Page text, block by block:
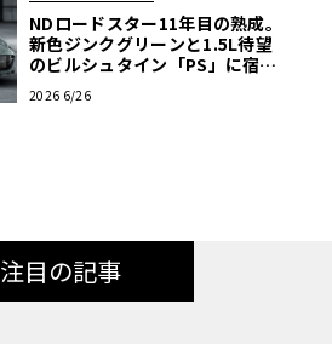
NDロードスター11年目の熟成。
新色ジンクグリーンと1.5L待望
のビルシュタイン「PS」に宿る
2026 6/26
注目の記事